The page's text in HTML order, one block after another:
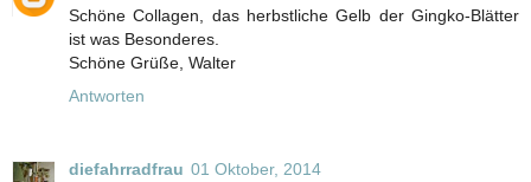
Schöne Collagen, das herbstliche Gelb der Gingko-Blätter
ist was Besonderes.
Schöne Grüße, Walter
Antworten
diefahrradfrau 01 Oktober, 2014